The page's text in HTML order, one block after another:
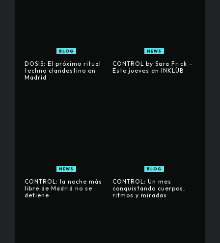
BLOG
DOSIS: El próximo ritual
techno clandestino en
Madrid
NEWS
CONTROL by Sara Frick –
Este jueves en INKLÜB
NEWS
CONTROL: la noche más
libre de Madrid no se
detiene
BLOG
CONTROL: Un mes
conquistando cuerpos,
ritmos y miradas